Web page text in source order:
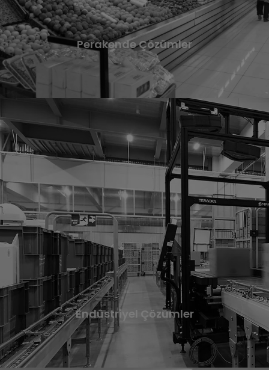
PerakendeÇözümler
Endüstriyel Çözümler